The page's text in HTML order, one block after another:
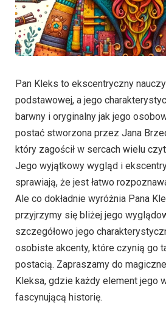
Pan Kleks to ekscentryczny
podstawowej, a jego
barwny i oryginalny jak jego
postać stworzona przez Jana
który zagościł w sercach wielu
Jego wyjątkowy wygląd i
sprawiają, że jest łatwo
Ale co dokładnie wyróżnia Pana
przyjrzymy się bliżej jego
szczegółowo jego
osobiste akcenty, które czynią go
postacią. Zapraszamy do
Kleksa, gdzie każdy element jego
fascynującą historię.